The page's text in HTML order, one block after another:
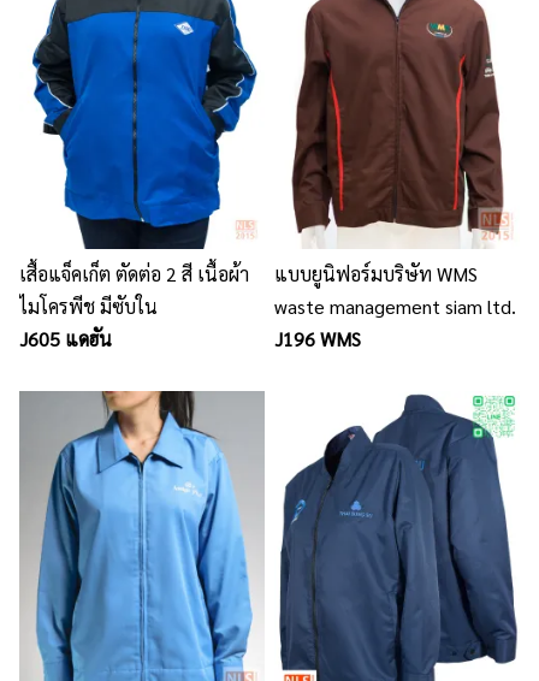
เสื้อแจ็คเก็ต ตัดต่อ 2 สี เนื้อผ้า
ไมโครพีช มีซับใน
J605 แดฮัน
แบบยูนิฟอร์มบริษัท WMS
waste management siam ltd.
J196 WMS